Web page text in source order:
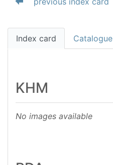
Index card Catalogue
KHM
No images available